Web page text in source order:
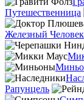
Путешественница
Железный Человек
Рапунцель